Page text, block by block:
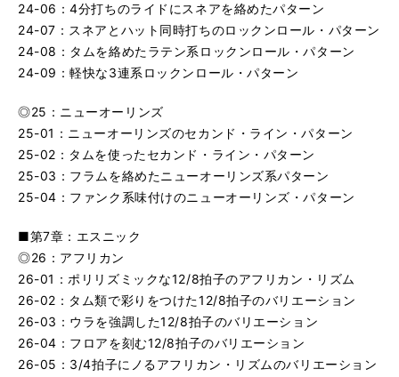
24-06：4分打ちのライドにスネアを絡めたパターン
24-07：スネアとハット同時打ちのロックンロール・パターン
24-08：タムを絡めたラテン系ロックンロール・パターン
24-09：軽快な3連系ロックンロール・パターン
◎25：ニューオーリンズ
25-01：ニューオーリンズのセカンド・ライン・パターン
25-02：タムを使ったセカンド・ライン・パターン
25-03：フラムを絡めたニューオーリンズ系パターン
25-04：ファンク系味付けのニューオーリンズ・パターン
■第7章：エスニック
◎26：アフリカン
26-01：ポリリズミックな12/8拍子のアフリカン・リズム
26-02：タム類で彩りをつけた12/8拍子のバリエーション
26-03：ウラを強調した12/8拍子のバリエーション
26-04：フロアを刻む12/8拍子のバリエーション
26-05：3/4拍子にノるアフリカン・リズムのバリエーション